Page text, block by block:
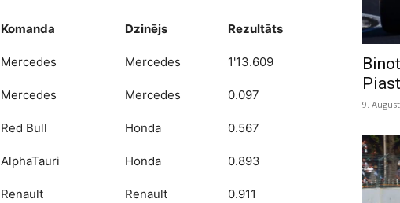
Komanda Dzinējs Rezultāts
Mercedes Mercedes 1'13.609
Mercedes Mercedes 0.097
Red Bull Honda 0.567
AlphaTauri Honda 0.893
Renault Renault 0.911
9.